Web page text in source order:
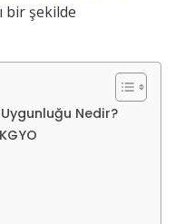
bir şekilde
Uygunluğu Nedir?